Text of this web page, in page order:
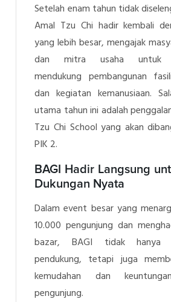
Setelah enam tahun tidak
Amal Tzu Chi hadir kembali
yang lebih besar, mengajak
dan mitra usaha untuk
mendukung pembangunan
dan kegiatan kemanusiaan.
utama tahun ini adalah
Tzu Chi School yang akan
PIK 2.
BAGI Hadir Langsung
Dukungan Nyata
Dalam event besar yang
10.000 pengunjung dan
bazar, BAGI tidak hanya
pendukung, tetapi juga
kemudahan dan
pengunjung.